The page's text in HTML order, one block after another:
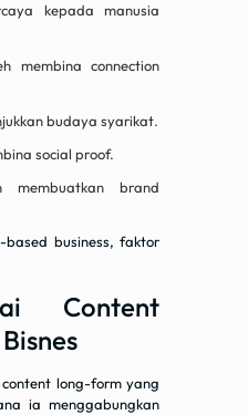
kepada manusia
membina connection
budaya syarikat.
social proof.
membuatkan brand
based business, faktor
Content
long-form yang
ia menggabungkan